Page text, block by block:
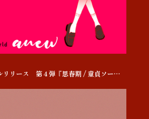
anew連続シングルリリース 第４弾『思春期 / 童貞ソー・ヤング』